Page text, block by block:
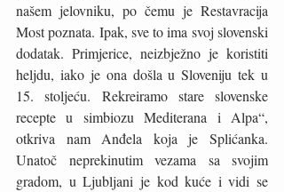
našem jelovniku, po čemu je Restavracija
Most poznata. Ipak, sve to ima svoj slovenski
dodatak. Primjerice, neizbježno je koristiti
heljdu, iako je ona došla u Sloveniju tek u
15. stoljeću. Rekreiramo stare slovenske
recepte u simbiozu Mediterana i Alpa“,
otkriva nam Anđela koja je Splićanka.
Unatoč neprekinutim vezama sa svojim
gradom, u Ljubljani je kod kuće i vidi se